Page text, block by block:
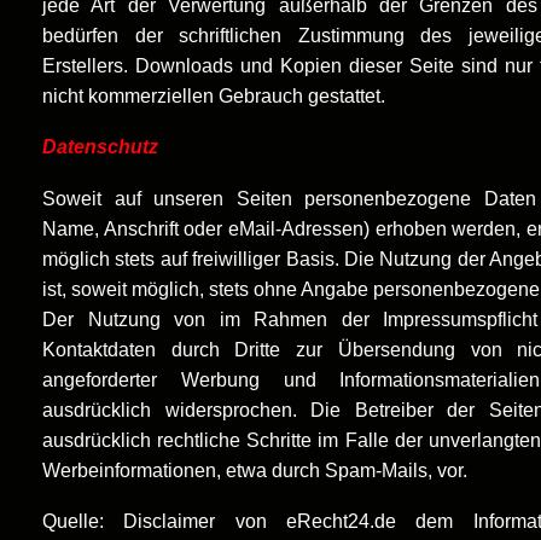
jede Art der Verwertung außerhalb der Grenzen des
bedürfen der schriftlichen Zustimmung des
Erstellers. Downloads und Kopien dieser Seite sind nur
nicht kommerziellen Gebrauch gestattet.
Datenschutz
Soweit auf unseren Seiten personenbezogene
Name, Anschrift oder eMail-Adressen) erhoben werden,
möglich stets auf freiwilliger Basis. Die Nutzung der
ist, soweit möglich, stets ohne Angabe
Der Nutzung von im Rahmen der Impressumspflicht
Kontaktdaten durch Dritte zur Übersendung von
angeforderter Werbung und
ausdrücklich widersprochen. Die Betreiber der
ausdrücklich rechtliche Schritte im Falle der
Werbeinformationen, etwa durch Spam-Mails, vor.
Quelle: Disclaimer von eRecht24.de dem